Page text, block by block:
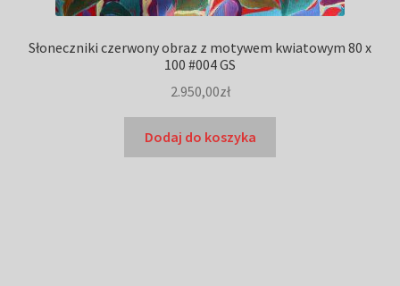
Słoneczniki czerwony obraz z motywem kwiatowym 80 x
100 #004 GS
2.950,00zł
Dodaj do koszyka